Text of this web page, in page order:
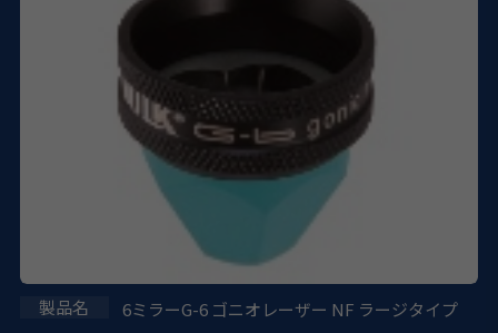
6ミラーG-6 ゴニオレーザー NF ラージタイプ